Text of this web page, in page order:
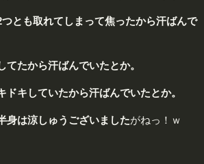
とも取れてしまって焦ったから汗ばんで
てたから汗ばんでいたとか。
ドキしていたから汗ばんでいたとか。
身は涼しゅうございましたがねっ！ｗ